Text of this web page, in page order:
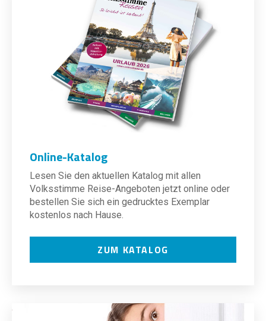
Online-Katalog
Lesen Sie den aktuellen Katalog mit allen
Volksstimme Reise-Angeboten jetzt online oder
bestellen Sie sich ein gedrucktes Exemplar
kostenlos nach Hause.
ZUM KATALOG